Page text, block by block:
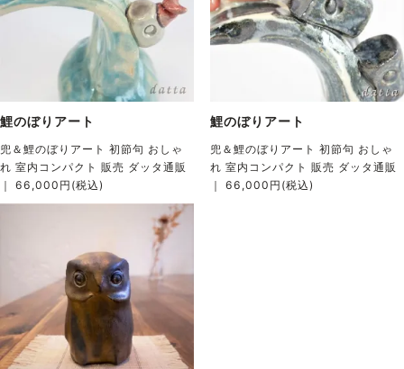
鯉のぼりアート
兜＆鯉のぼりアート 初節句 おしゃ
れ 室内コンパクト 販売 ダッタ通販
｜ 66,000円(税込)
鯉のぼりアート
兜＆鯉のぼりアート 初節句 おしゃ
れ 室内コンパクト 販売 ダッタ通販
｜ 66,000円(税込)